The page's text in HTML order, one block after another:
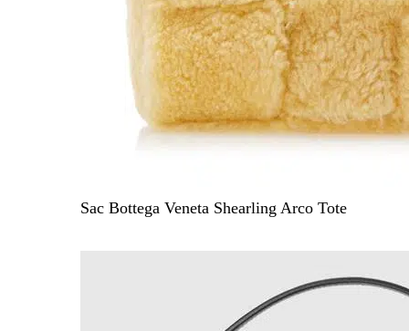
Sac Bottega Veneta Shearling Arco Tote